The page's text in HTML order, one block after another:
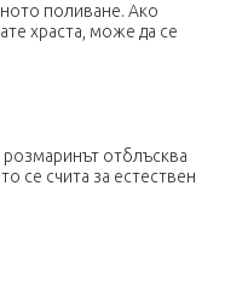
поливане. Ако
храста, може да се
отблъсква
се счита за естествен